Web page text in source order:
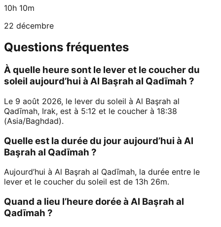
10h 10m
22 décembre
Questions fréquentes
À quelle heure sont le lever et le coucher du
soleil aujourd’hui à Al Başrah al Qadīmah ?
Le 9 août 2026, le lever du soleil à Al Başrah al
Qadīmah, Irak, est à 5:12 et le coucher à 18:38
(Asia/Baghdad).
Quelle est la durée du jour aujourd’hui à Al
Başrah al Qadīmah ?
Aujourd’hui à Al Başrah al Qadīmah, la durée entre le
lever et le coucher du soleil est de 13h 26m.
Quand a lieu l’heure dorée à Al Başrah al
Qadīmah ?